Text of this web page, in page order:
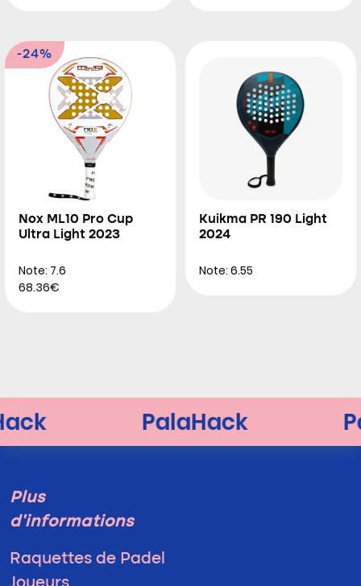
-24%
Nox ML10 Pro Cup
Ultra Light 2023
Note: 7.6
68.36€
Kuikma PR 190 Light
2024
Note: 6.55
Plus
d'informations
Raquettes de Padel